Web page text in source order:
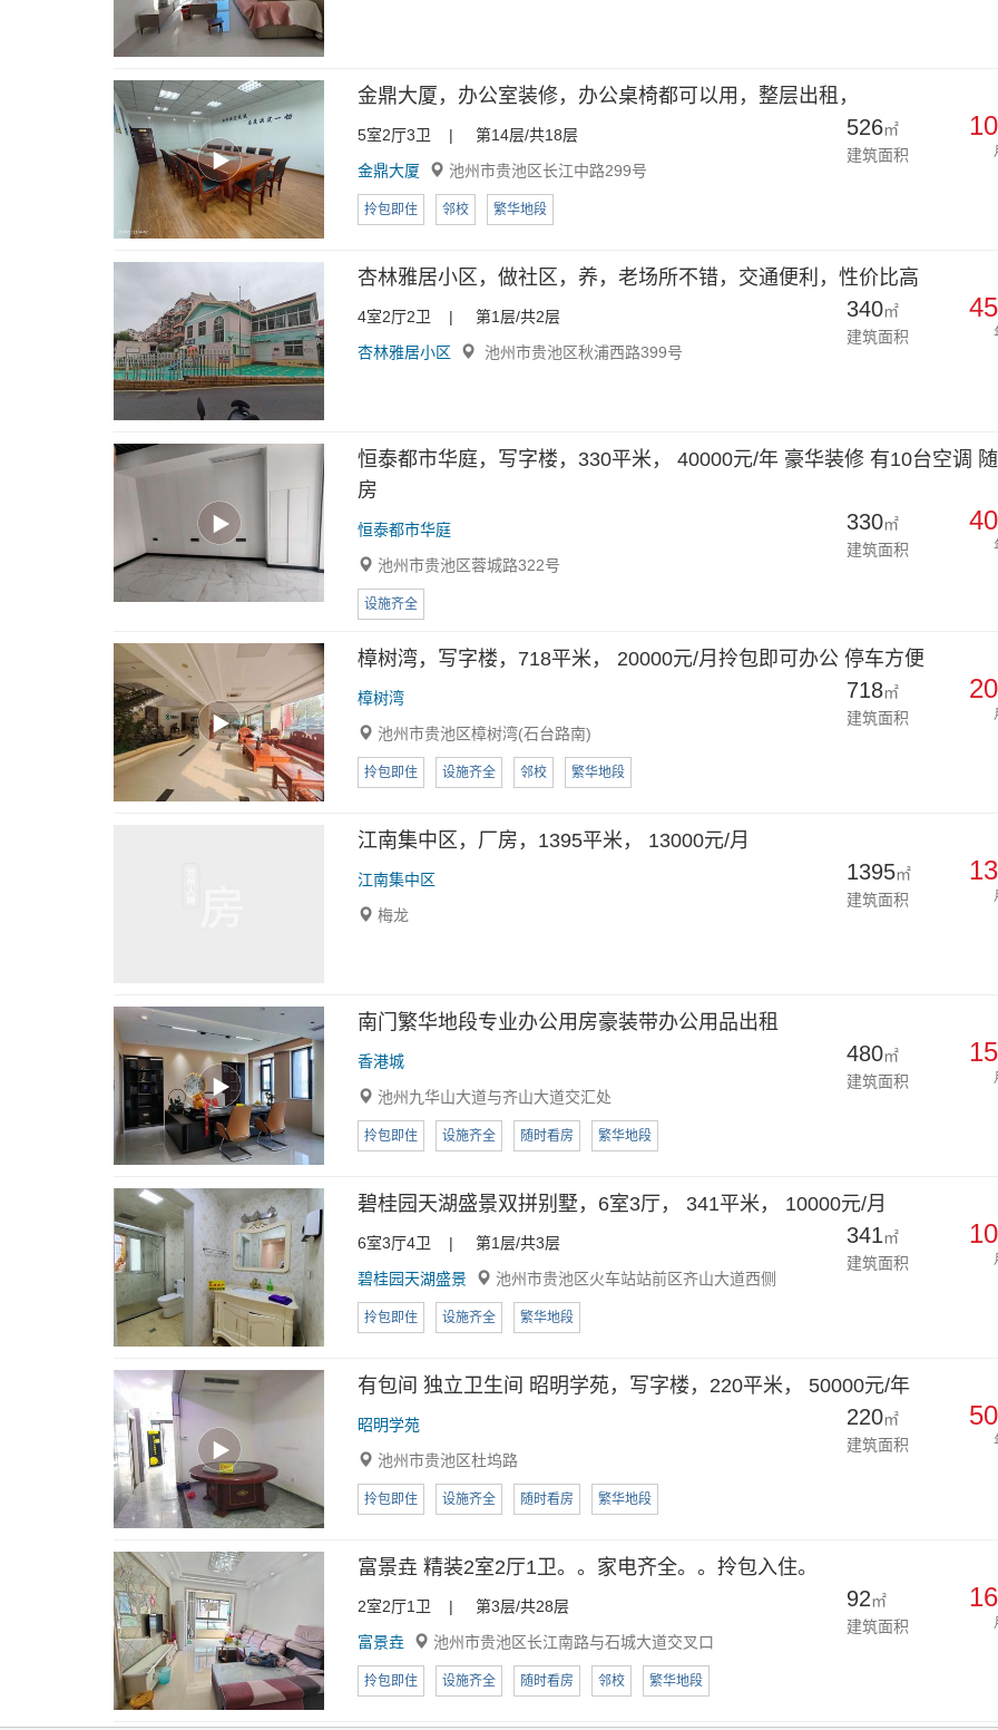
金鼎大厦，办公室装修，办公桌椅都可以用，整层出租，
5室2厅3卫 | 第14层/共18层
金鼎大厦
池州市贵池区长江中路299号
拎包即住 邻校 繁华地段
526㎡
建筑面积
杏林雅居小区，做社区，养，老场所不错，交通便利，性价比高
4室2厅2卫 | 第1层/共2层
杏林雅居小区
池州市贵池区秋浦西路399号
340㎡
建筑面积
恒泰都市华庭，写字楼，330平米， 40000元/年 豪华装修 有10台空调
房
恒泰都市华庭
池州市贵池区蓉城路322号
设施齐全
330㎡
建筑面积
樟树湾，写字楼，718平米， 20000元/月拎包即可办公 停车方便
樟树湾
池州市贵池区樟树湾(石台路南)
拎包即住 设施齐全 邻校 繁华地段
718㎡
建筑面积
江南集中区，厂房，1395平米， 13000元/月
江南集中区
梅龙
1395㎡
建筑面积
南门繁华地段专业办公用房豪装带办公用品出租
香港城
池州九华山大道与齐山大道交汇处
拎包即住 设施齐全 随时看房 繁华地段
480㎡
建筑面积
碧桂园天湖盛景双拼别墅，6室3厅， 341平米， 10000元/月
6室3厅4卫 | 第1层/共3层
碧桂园天湖盛景
池州市贵池区火车站站前区齐山大道西侧
拎包即住 设施齐全 繁华地段
341㎡
建筑面积
有包间 独立卫生间 昭明学苑，写字楼，220平米， 50000元/年
昭明学苑
池州市贵池区杜坞路
拎包即住 设施齐全 随时看房 繁华地段
220㎡
建筑面积
富景垚 精装2室2厅1卫。。家电齐全。。拎包入住。
2室2厅1卫 | 第3层/共28层
富景垚
池州市贵池区长江南路与石城大道交叉口
拎包即住 设施齐全 随时看房 邻校 繁华地段
92㎡
建筑面积